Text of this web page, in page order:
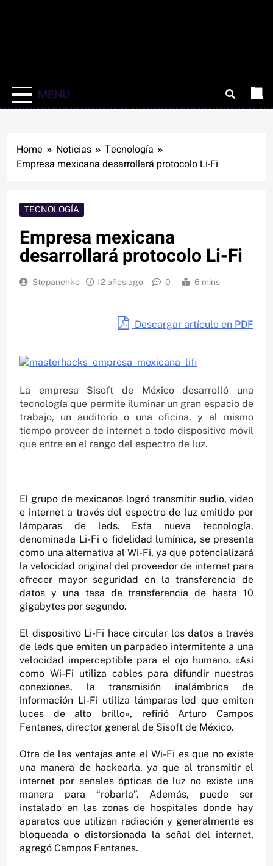
MENU
Home Noticias
Tecnología
Empresa mexicana desarrollará protocolo Li-Fi
TECNOLOGÍA
Empresa mexicana
desarrollará protocolo Li-Fi
Stepanenko 12 años ago 0 6 mins
Descargar artículo en PDF
La empresa Sisoft de México desarrolló una
tecnología que permite iluminar un gran espacio de
trabajo, un auditorio o una oficina, y al mismo
tiempo proveer de internet a todo dispositivo móvil
que entre en el rango del espectro de luz.
El grupo de mexicanos logró transmitir audio, video
e internet a través del espectro de luz emitido por
lámparas de leds. Esta nueva tecnología,
denominada Li-Fi o fidelidad lumínica, se presenta
como una alternativa al Wi-Fi, ya que potencializará
la velocidad original del proveedor de internet para
ofrecer mayor seguridad en la transferencia de
datos y una tasa de transferencia de hasta 10
gigabytes por segundo.
El dispositivo Li-Fi hace circular los datos a través
de leds que emiten un parpadeo intermitente a una
velocidad imperceptible para el ojo humano. «Así
como Wi-Fi utiliza cables para difundir nuestras
conexiones, la transmisión inalámbrica de
información Li-Fi utiliza lámparas led que emiten
luces de alto brillo», refirió Arturo Campos
Fentanes, director general de Sisoft de México.
Otra de las ventajas ante el Wi-Fi es que no existe
una manera de hackearla, ya que al transmitir el
internet por señales ópticas de luz no existe una
manera para “robarla”. Además, puede ser
instalado en las zonas de hospitales donde hay
aparatos que utilizan radiación y generalmente es
bloqueada o distorsionada la señal del internet,
agregó Campos Fentanes.